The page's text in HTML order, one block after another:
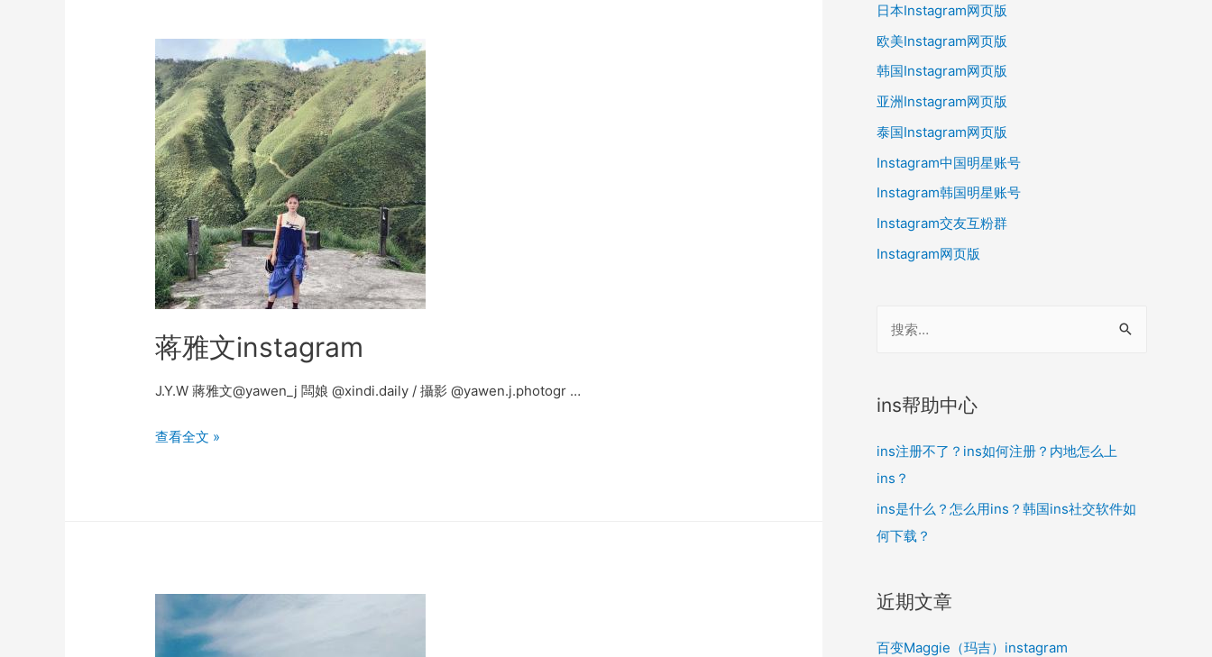
蒋雅文instagram
J.Y.W 蔣雅文@yawen_j 闆娘 @xindi.daily / 攝影 @yawen.j.photogr …
蒋
查看全文 »
日本Instagram网页版
欧美Instagram网页版
韩国Instagram网页版
亚洲Instagram网页版
泰国Instagram网页版
Instagram中国明星账号
Instagram韩国明星账号
Instagram交友互粉群
Instagram网页版
ins帮助中心
ins注册不了？ins如何注册？内地怎么上
ins？
ins是什么？怎么用ins？韩国ins社交软件如
何下载？
近期文章
百变Maggie（玛吉）instagram